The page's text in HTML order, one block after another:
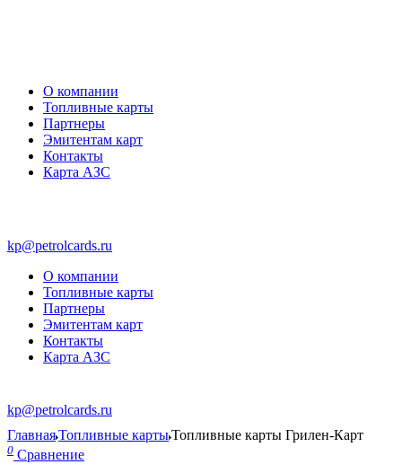
О компании
Топливные карты
Партнеры
Эмитентам карт
Контакты
Карта АЗС
kp@petrolcards.ru
О компании
Топливные карты
Партнеры
Эмитентам карт
Контакты
Карта АЗС
kp@petrolcards.ru
ГлавнаяТопливные картыТопливные карты Грилен-Карт
0 Сравнение